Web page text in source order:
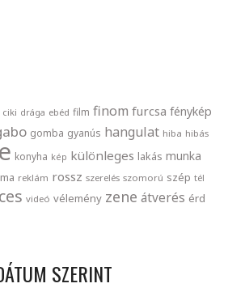
ciki drága ebéd film finom furcsa fénykép
gomba gyanús hangulat hiba hibás
konyha kép különleges lakás munka
reklám rossz szerelés szomorú szép tél
videó vélemény zene átverés érd
SZERINT